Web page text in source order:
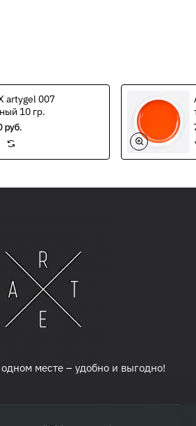
цветного покрытия наносите
; для фиксации объёмного декора —
.
LED/CCFL — 60 сек.
UV — 120
выполните лёгкое
в маникюре и педикюре, а
любого декора (стразы,
artygel 007
10 гр.
руб.
месте – удобно и выгодно!